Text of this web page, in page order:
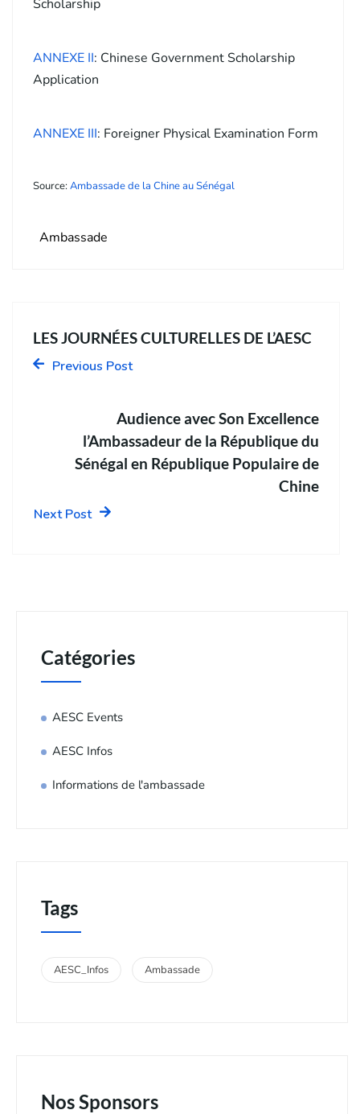
Scholarship
ANNEXE II: Chinese Government Scholarship
Application
ANNEXE III: Foreigner Physical Examination Form
Source: Ambassade de la Chine au Sénégal
Ambassade
LES JOURNÉES CULTURELLES DE L’AESC
Previous Post
Audience avec Son Excellence
l’Ambassadeur de la République du
Sénégal en République Populaire de
Chine
Next Post
Catégories
AESC Events
AESC Infos
Informations de l'ambassade
Tags
AESC_Infos Ambassade
Nos Sponsors